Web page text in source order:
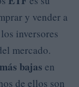
y vender a
inversores
mercado.
bajas en
de ellos son